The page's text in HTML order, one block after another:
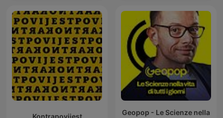
Geopop - Le Scienze nella